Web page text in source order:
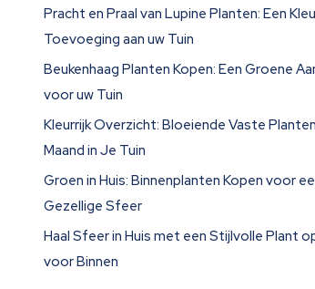
Pracht en Praal van Lupine Planten: Een
Toevoeging aan uw Tuin
Beukenhaag Planten Kopen: Een Groene
voor uw Tuin
Kleurrijk Overzicht: Bloeiende Vaste
Maand in Je Tuin
Groen in Huis: Binnenplanten Kopen voor
Gezellige Sfeer
Haal Sfeer in Huis met een Stijlvolle Plant
voor Binnen